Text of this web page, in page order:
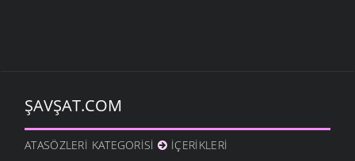
ŞAVŞAT.COM
ATASÖZLERI KATEGORISI İÇERIKLERI